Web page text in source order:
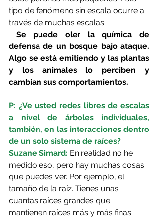
tipo de fenómeno sin escala ocurre a
través de muchas escalas.
defensa de un bosque bajo ataque.
Algo se está emitiendo y las plantas
y los animales lo perciben y
cambian sus comportamientos.
P: ¿Ve usted redes libres de escalas
a nivel de árboles individuales,
también, en las interacciones dentro
de un solo sistema de raíces?
Suzane Simard: En realidad no he
medido eso, pero hay muchas cosas
que puedes ver. Por ejemplo, el
tamaño de la raíz. Tienes unas
cuantas raíces grandes que
mantienen raíces más y más finas.